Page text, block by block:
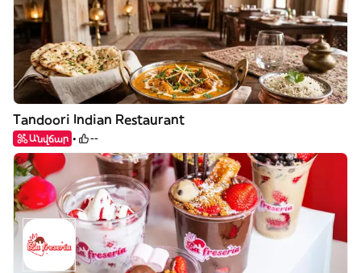
Tandoori Indian Restaurant
Անվճար --